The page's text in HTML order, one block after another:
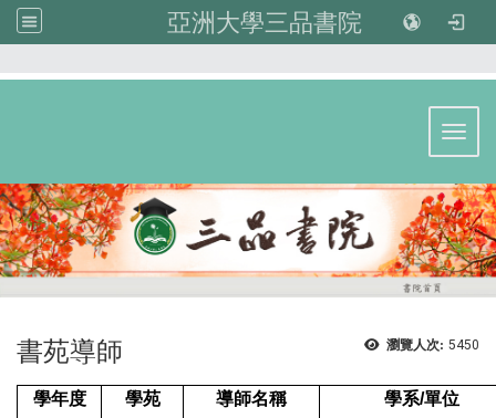
亞洲大學三品書院
瀏覽人次: 5450
書苑導師
學年度 學苑 導師名稱
學系/單位